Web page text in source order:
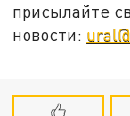
присылайте
новости: